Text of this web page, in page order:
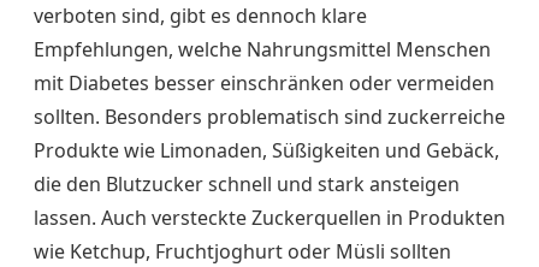
verboten sind, gibt es dennoch klare
Empfehlungen, welche Nahrungsmittel Menschen
mit Diabetes besser einschränken oder vermeiden
sollten. Besonders problematisch sind zuckerreiche
Produkte wie Limonaden, Süßigkeiten und Gebäck,
die den Blutzucker schnell und stark ansteigen
lassen. Auch versteckte Zuckerquellen in Produkten
wie Ketchup, Fruchtjoghurt oder Müsli sollten